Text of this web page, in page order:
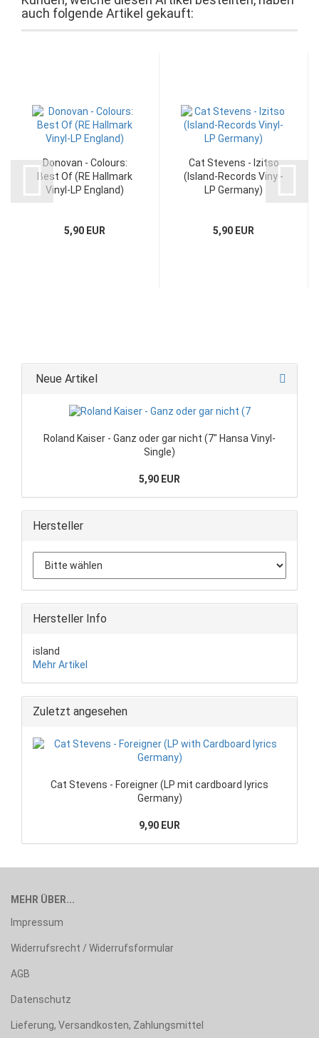
auch folgende Artikel gekauft:
Donovan - Colours:
Best Of (RE Hallmark
Vinyl-LP England)
5,90 EUR
Cat Stevens - Izitso
(Island-Records Vinyl-
LP Germany)
5,90 EUR
Neue Artikel
Roland Kaiser - Ganz oder gar nicht (7" Hansa Vinyl-
Single)
5,90 EUR
Hersteller
Hersteller Info
island
Mehr Artikel
Zuletzt angesehen
Cat Stevens - Foreigner (LP mit cardboard lyrics
Germany)
9,90 EUR
MEHR ÜBER...
Impressum
Widerrufsrecht / Widerrufsformular
AGB
Datenschutz
Lieferung, Versandkosten, Zahlungsmittel